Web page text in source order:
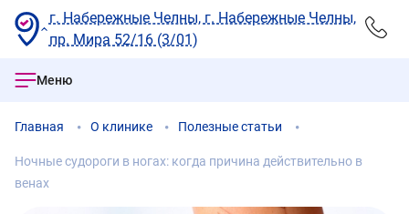
г. Набережные Челны, г. Набережные Челны,
пр. Мира 52/16 (3/01)
Меню
Главная О клинике Полезные статьи
Ночные судороги в ногах: когда причина действительно в
венах